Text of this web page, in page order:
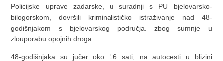
Policijske uprave zadarske, u suradnji s PU bjelovarsko-
bilogorskom, dovršili kriminalističko istraživanje nad 48-
godišnjakom s bjelovarskog područja, zbog sumnje u
zlouporabu opojnih droga.
48-godišnjaka su jučer oko 16 sati, na autocesti u blizini